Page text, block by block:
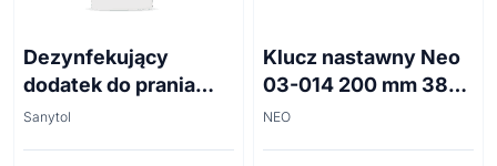
Dezynfekujący
dodatek do prania
białe kwiaty 500ml
Sanytol
Klucz nastawny Neo
03-014 200 mm 38
mm
NEO